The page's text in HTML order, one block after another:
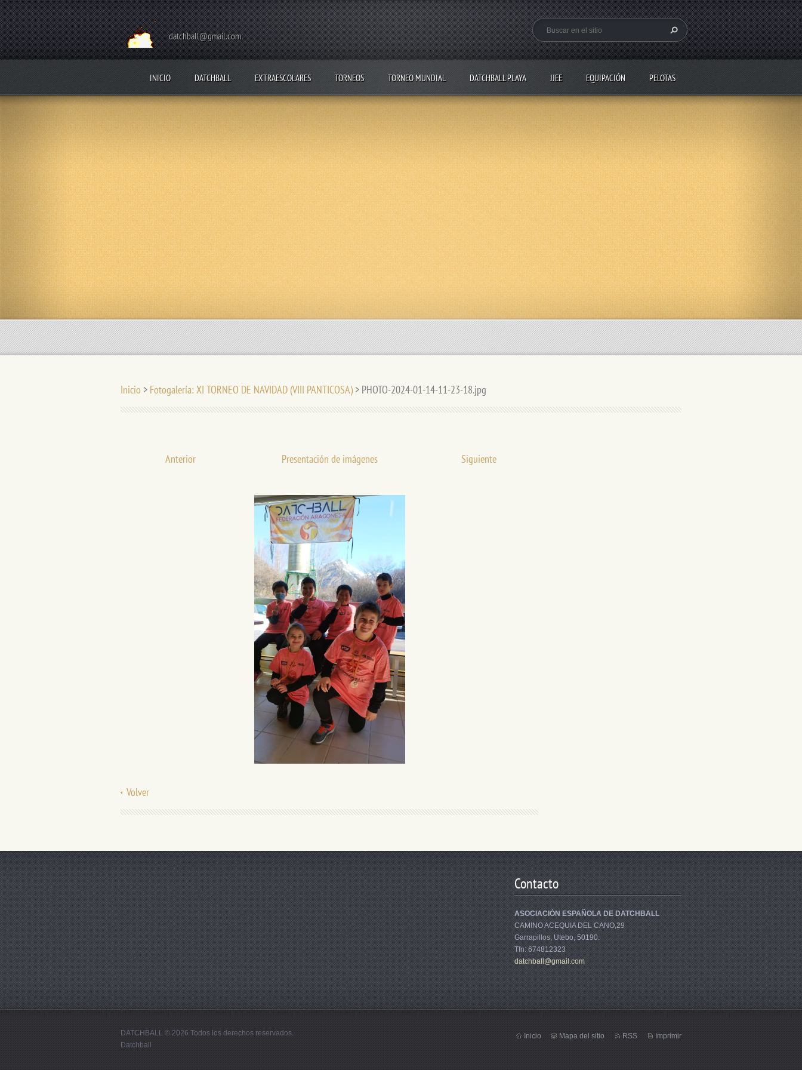
datchball@gmail.com
INICIO DATCHBALL EXTRAESCOLARES TORNEOS TORNEO MUNDIAL DATCHBALL PLAYA JJEE EQUIPACIÓN PELOTAS
Inicio > Fotogalería: XI TORNEO DE NAVIDAD (VIII PANTICOSA) > PHOTO-2024-01-14-11-23-18.jpg
Anterior Presentación de imágenes Siguiente
Volver
Contacto
ASOCIACIÓN ESPAÑOLA DE DATCHBALL
CAMINO ACEQUIA DEL CANO,29
Garrapillos, Utebo, 50190.
Tfn: 674812323
datchball@gmail.com
DATCHBALL © 2026 Todos los derechos reservados.
Datchball
Inicio Mapa del sitio RSS Imprimir